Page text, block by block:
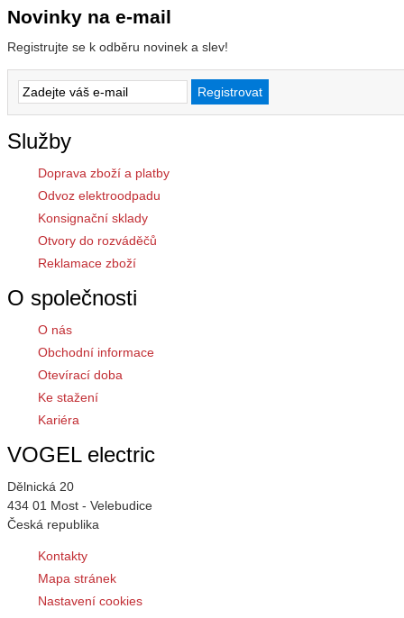
Novinky na e-mail
Registrujte se k odběru novinek a slev!
Služby
Doprava zboží a platby
Odvoz elektroodpadu
Konsignační sklady
Otvory do rozváděčů
Reklamace zboží
O společnosti
O nás
Obchodní informace
Otevírací doba
Ke stažení
Kariéra
VOGEL electric
Dělnická 20
434 01 Most - Velebudice
Česká republika
Kontakty
Mapa stránek
Nastavení cookies